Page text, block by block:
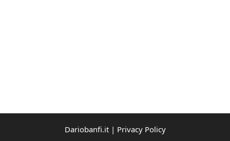
Dariobanfi.it | Privacy Policy